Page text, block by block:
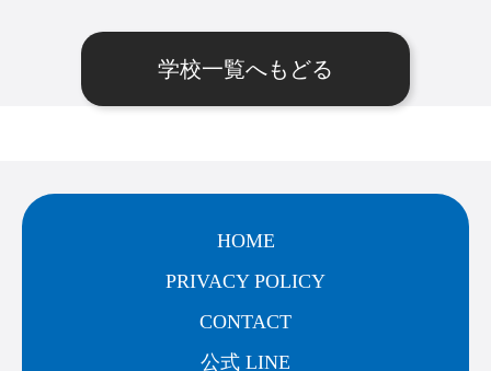
学校一覧へもどる
HOME
PRIVACY POLICY
CONTACT
公式 LINE